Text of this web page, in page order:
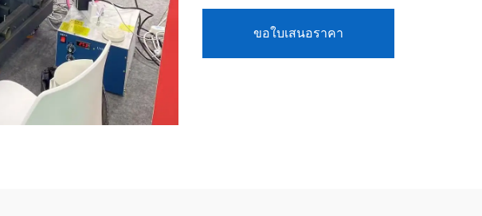
ขอใบเสนอราคา